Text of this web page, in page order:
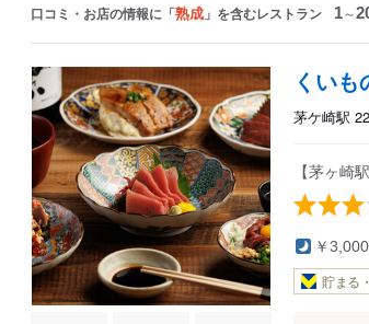
香川駅
寒川駅
宮山駅
倉見駅
口コミ・お店の情報に「熟成 」を含むレストラン 1～
くい
茅ケ崎駅
【茅ヶ崎
￥
貯まる